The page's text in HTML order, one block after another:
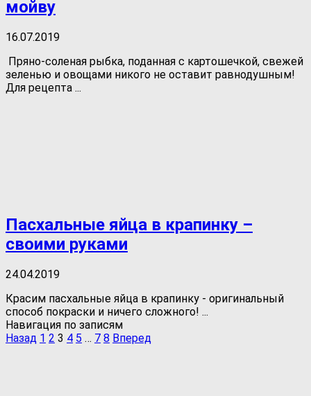
мойву
16.07.2019
Пряно-соленая рыбка, поданная с картошечкой, свежей
зеленью и овощами никого не оставит равнодушным!
Для рецепта ...
Пасхальные яйца в крапинку –
своими руками
24.04.2019
Красим пасхальные яйца в крапинку - оригинальный
способ покраски и ничего сложного! ...
Навигация по записям
Назад 1 2 3 4 5 … 7 8 Вперед